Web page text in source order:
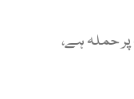
حملہ ہے،